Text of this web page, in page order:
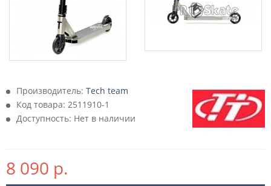
Производитель: Tech team
Код товара: 2511910-1
Доступность: Нет в наличии
8 090 р.